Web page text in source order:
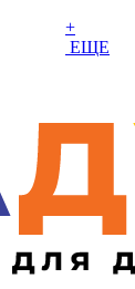
+
ЕЩЕ